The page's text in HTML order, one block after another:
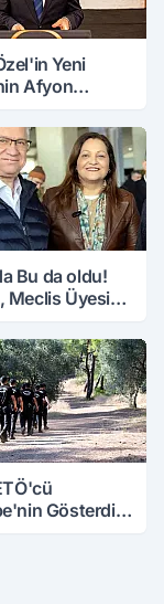
Yeni
Afyon
Bu da oldu!
Meclis Üyesini
Gösterdiği